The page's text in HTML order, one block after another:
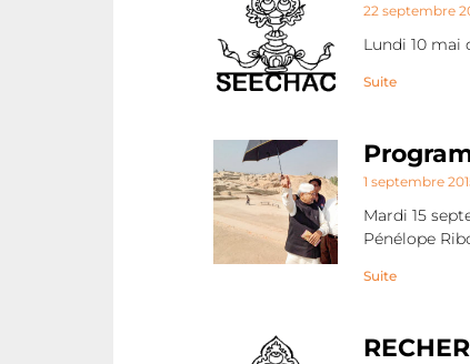
22 septembre
Lundi 10 mai
Suite
1 septembre
Mardi 15
Pénélope
Suite